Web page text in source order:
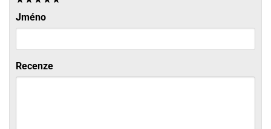
Jméno
Recenze